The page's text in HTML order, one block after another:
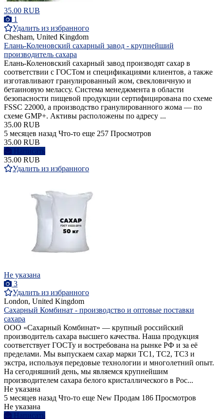
35.00 RUB
1
Удалить из избранного
Chesham, United Kingdom
Елань-Коленовский сахарный завод - крупнейший
производитель сахара
Елань-Коленовский сахарный завод производят сахар в
соответствии с ГОСТом и спецификациями клиентов, а также
изготавливают гранулированный жом, свекловичную и
бетаиновую мелассу. Система менеджмента в области
безопасности пищевой продукции сертифицирована по схеме
FSSC 22000, а производство гранулированного жома — по
схеме GMP+. Активы расположены по адресу ...
35.00 RUB
5 месяцев назад Что-то еще 257 Просмотров
35.00 RUB
Написать
35.00 RUB
Удалить из избранного
Не указана
3
Удалить из избранного
London, United Kingdom
Сахарный Комбинат - производство и оптовые поставки
сахара
ООО «Сахарный Комбинат» — крупный российский
производитель сахара высшего качества. Наша продукция
соответствует ГОСТу и востребована на рынке РФ и за её
пределами. Мы выпускаем сахар марки ТС1, ТС2, ТС3 и
экстра, используя передовые технологии и многолетний опыт.
На сегодняшний день, мы являемся крупнейшим
производителем сахара белого кристаллического в Рос...
Не указана
5 месяцев назад Что-то еще New Продам 186 Просмотров
Не указана
Написать